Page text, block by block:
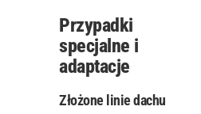
Przypadki
specjalne i
adaptacje
Złożone linie dachu